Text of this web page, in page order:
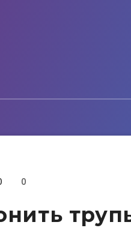
0